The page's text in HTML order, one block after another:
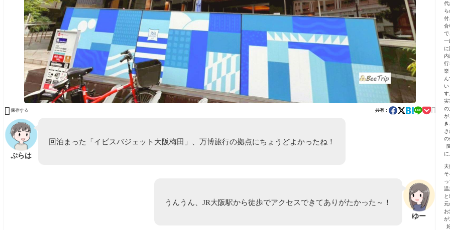
 保存する 共有： 
ぷらは
回泊まった「イビスバジェット大阪梅田」、万博旅行の拠点にちょうどよかったね！
ゆー
うんうん、JR大阪駅から徒歩でアクセスできてありがたかった～！
代
ら
付
合
で
一
に
内
行
楽
ん
い
す
実
の
が
き
き
の
に
夫
そ
っ
温
と
元
お
が